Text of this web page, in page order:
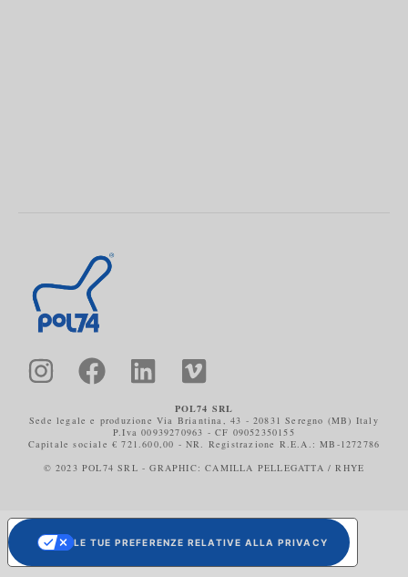
POL74 SRL
Sede legale e produzione Via Briantina, 43 - 20831 Seregno (MB) Italy
P.Iva 00939270963 - CF 09052350155
Capitale sociale € 721.600,00 - NR. Registrazione R.E.A.: MB-1272786
© 2023 POL74 SRL - GRAPHIC: CAMILLA PELLEGATTA / RHYE
LE TUE PREFERENZE RELATIVE ALLA PRIVACY